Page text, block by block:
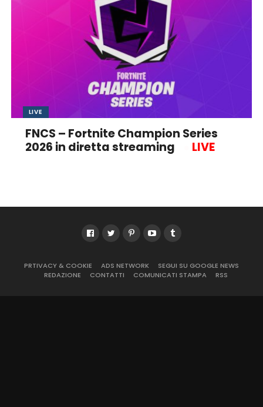
LIVE
FNCS – Fortnite Champion Series
2026 in diretta streaming
LIVE
PRTIVACY & COOKIE ADS NETWORK
SEGUI SU GOOGLE NEWS
REDAZIONE
CONTATTI COMUNICATI STAMPA RSS